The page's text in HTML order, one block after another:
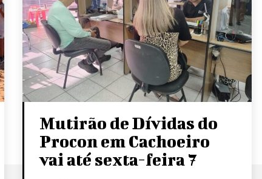
Mutirão de Dívidas do
Procon em Cachoeiro
vai até sexta-feira 7